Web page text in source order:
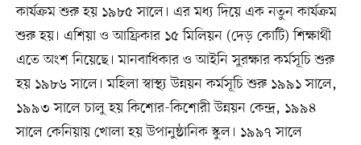
কার্যক্রম শুরু হয় ১৯৮৫ সালে। এর মধ্য দিয়ে এক নতুন কার্যক্রম
শুরু হয়। এশিয়া ও আফ্রিকার ১৫ মিলিয়ন (দেড় কোটি) শিক্ষার্থী
এতে অংশ নিয়েছে। মানবাধিকার ও আইনি সুরক্ষার কর্মসূচি শুরু
হয় ১৯৮৬ সালে। মহিলা স্বাস্থ্য উন্নয়ন কর্মসূচি শুরু ১৯৯১ সালে,
১৯৯৩ সালে চালু হয় কিশোর-কিশোরী উন্নয়ন কেন্দ্র, ১৯৯৪
সালে কেনিয়ায় খোলা হয় উপানুষ্ঠানিক স্কুল। ১৯৯৭ সালে